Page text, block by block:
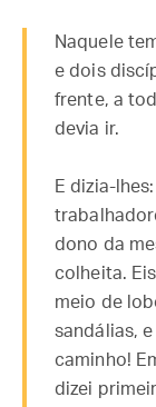
Naquele
e dois
frente, a
devia ir.
E dizia-
dono da
colheita.
meio de
sandálias,
caminho!
dizei